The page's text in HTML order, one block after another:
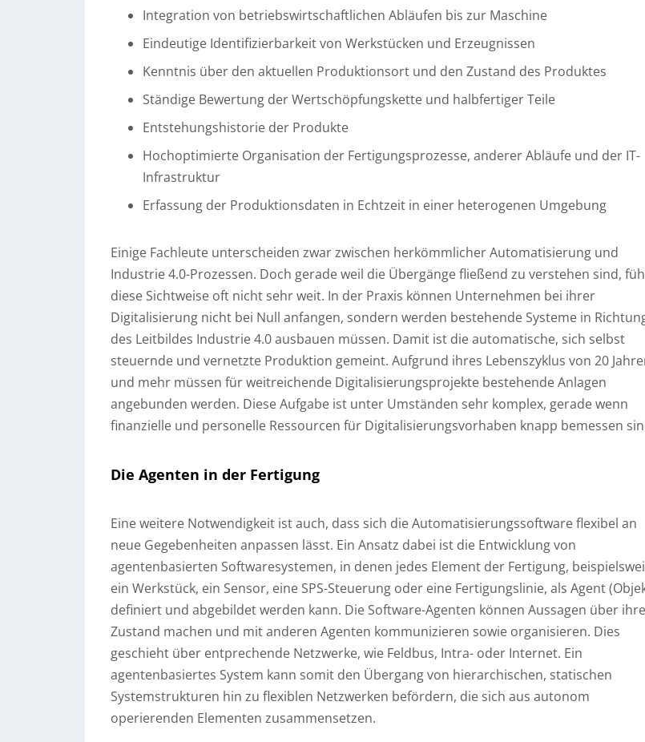
Integration von betriebswirtschaftlichen Abläufen bis zur Maschine
Eindeutige Identifizierbarkeit von Werkstücken und Erzeugnissen
Kenntnis über den aktuellen Produktionsort und den Zustand des Produktes
Ständige Bewertung der Wertschöpfungskette und halbfertiger Teile
Entstehungshistorie der Produkte
Hochoptimierte Organisation der Fertigungsprozesse, anderer Abläufe und der IT-
Infrastruktur
Erfassung der Produktionsdaten in Echtzeit in einer heterogenen Umgebung
Einige Fachleute unterscheiden zwar zwischen herkömmlicher Automatisierung und
Industrie 4.0-Prozessen. Doch gerade weil die Übergänge fließend zu verstehen sind,
diese Sichtweise oft nicht sehr weit. In der Praxis können Unternehmen bei ihrer
Digitalisierung nicht bei Null anfangen, sondern werden bestehende Systeme in
des Leitbildes Industrie 4.0 ausbauen müssen. Damit ist die automatische, sich selbst
steuernde und vernetzte Produktion gemeint. Aufgrund ihres Lebenszyklus von 20
und mehr müssen für weitreichende Digitalisierungsprojekte bestehende Anlagen
angebunden werden. Diese Aufgabe ist unter Umständen sehr komplex, gerade wenn
finanzielle und personelle Ressourcen für Digitalisierungsvorhaben knapp bemessen
Die Agenten in der Fertigung
Eine weitere Notwendigkeit ist auch, dass sich die Automatisierungssoftware flexibel an
neue Gegebenheiten anpassen lässt. Ein Ansatz dabei ist die Entwicklung von
agentenbasierten Softwaresystemen, in denen jedes Element der Fertigung,
ein Werkstück, ein Sensor, eine SPS-Steuerung oder eine Fertigungslinie, als Agent
definiert und abgebildet werden kann. Die Software-Agenten können Aussagen über
Zustand machen und mit anderen Agenten kommunizieren sowie organisieren. Dies
geschieht über entprechende Netzwerke, wie Feldbus, Intra- oder Internet. Ein
agentenbasiertes System kann somit den Übergang von hierarchischen, statischen
Systemstrukturen hin zu flexiblen Netzwerken befördern, die sich aus autonom
operierenden Elementen zusammensetzen.